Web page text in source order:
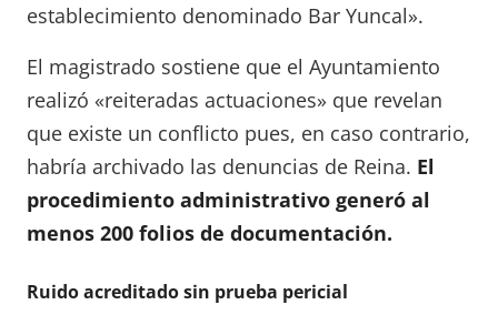
establecimiento denominado Bar Yuncal».
El magistrado sostiene que el Ayuntamiento
realizó «reiteradas actuaciones» que revelan
que existe un conflicto pues, en caso contrario,
habría archivado las denuncias de Reina. El
procedimiento administrativo generó al
menos 200 folios de documentación.
Ruido acreditado sin prueba pericial